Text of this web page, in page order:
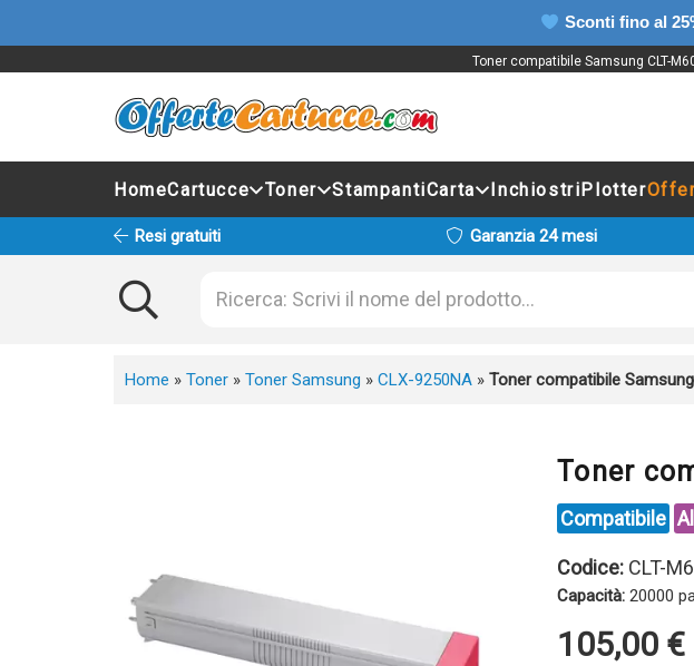
Sconti fino al
Toner compatibile Samsung CLT-
HomeCartucce Toner StampantiCarta InchiostriPlotter
Resi gratuiti Garanzia 24 mesi
Home » Toner » Toner Samsung » CLX-9250NA » Toner compatibile
Toner
Compatibile
Codice: CLT-
Capacità: 20000
105,00 €